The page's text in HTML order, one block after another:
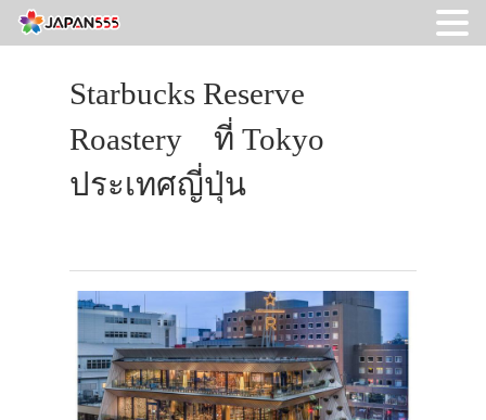
Starbucks Reserve
Roastery ที่ Tokyo
ประเทศญี่ปุ่น